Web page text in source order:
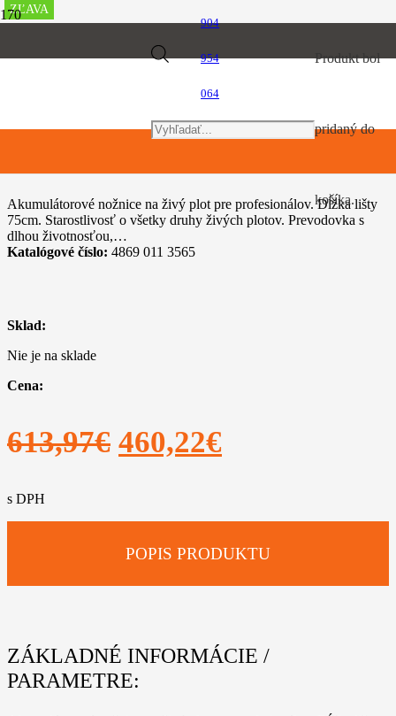
904
954
064
Products
search
Produktbol
pridaný do
košíka.
Akumulátorový program
STIHL HSA 130 R
Akumulátorové nožnice na živý plot pre profesionálov. Dĺžka lišty
75cm. Starostlivosť o všetky druhy živých plotov. Prevodovka s
dlhou životnosťou,…
Katalógové číslo: 4869 011 3565
Sklad:
Nie je na sklade
Cena:
613,97€ Pôvodná
613,97€.
460,22€
460,22€.
s DPH
POPIS PRODUKTU
ZÁKLADNÉ INFORMÁCIE /
PARAMETRE:
ZĽAVA
ZĽAVA
ZĽAVA
ZĽAVA
ZĽAVA
ZĽAVA
ZĽAVA
ZĽAVA
ZĽAVA
ZĽAVA